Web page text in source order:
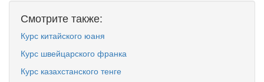
Смотрите также:
Курс китайского юаня
Курс швейцарского франка
Курс казахстанского тенге